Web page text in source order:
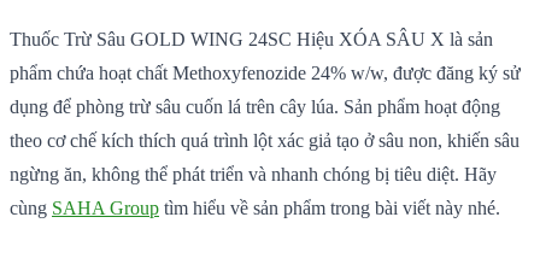
Thuốc Trừ Sâu GOLD WING 24SC Hiệu XÓA SÂU X là sản
phẩm chứa hoạt chất Methoxyfenozide 24% w/w, được đăng ký sử
dụng để phòng trừ sâu cuốn lá trên cây lúa. Sản phẩm hoạt động
theo cơ chế kích thích quá trình lột xác giả tạo ở sâu non, khiến sâu
ngừng ăn, không thể phát triển và nhanh chóng bị tiêu diệt. Hãy
cùng SAHA Group tìm hiểu về sản phẩm trong bài viết này nhé.